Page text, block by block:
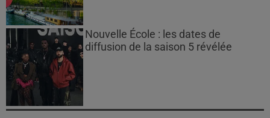
Nouvelle École : les dates de
diffusion de la saison 5 révélée